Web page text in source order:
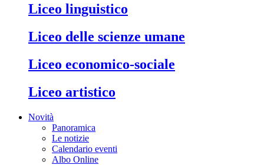
liceo linguistico
liceo delle scienze umane
liceo economico-sociale
liceo artistico
Novità
Panoramica
Le notizie
Calendario eventi
Albo Online